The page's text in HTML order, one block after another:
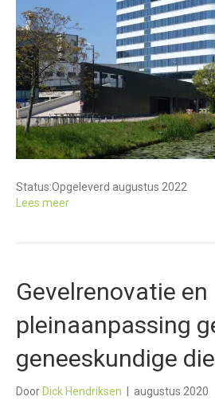
Status:Opgeleverd augustus 2022
Lees meer
Gevelrenovatie en
pleinaanpassing
geneeskundige
Door Dick Hendriksen augustus 2020